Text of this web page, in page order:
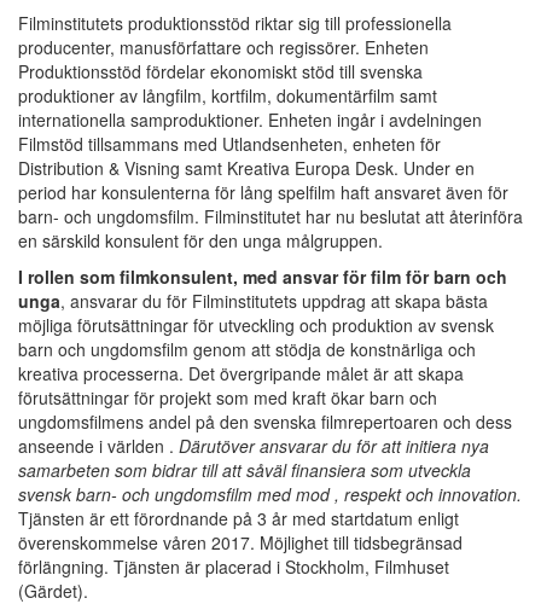
Filminstitutets produktionsstöd riktar sig till professionella
producenter, manusförfattare och regissörer. Enheten
Produktionsstöd fördelar ekonomiskt stöd till svenska
produktioner av långfilm, kortfilm, dokumentärfilm samt
internationella samproduktioner. Enheten ingår i avdelningen
Filmstöd tillsammans med Utlandsenheten, enheten för
Distribution & Visning samt Kreativa Europa Desk. Under en
period har konsulenterna för lång spelfilm haft ansvaret även för
barn- och ungdomsfilm. Filminstitutet har nu beslutat att återinföra
en särskild konsulent för den unga målgruppen.
I rollen som filmkonsulent, med ansvar för film för barn och
unga, ansvarar du för Filminstitutets uppdrag att skapa bästa
möjliga förutsättningar för utveckling och produktion av svensk
barn och ungdomsfilm genom att stödja de konstnärliga och
kreativa processerna. Det övergripande målet är att skapa
förutsättningar för projekt som med kraft ökar barn och
ungdomsfilmens andel på den svenska filmrepertoaren och dess
anseende i världen . Därutöver ansvarar du för att initiera nya
samarbeten som bidrar till att såväl finansiera som utveckla
svensk barn- och ungdomsfilm med mod , respekt och innovation.
Tjänsten är ett förordnande på 3 år med startdatum enligt
överenskommelse våren 2017. Möjlighet till tidsbegränsad
förlängning. Tjänsten är placerad i Stockholm, Filmhuset
(Gärdet).